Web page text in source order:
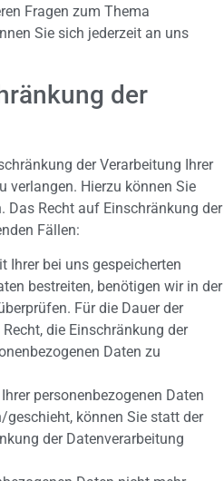
Fragen zum Thema
Sie sich jederzeit an uns
der
der Verarbeitung Ihrer
verlangen. Hierzu können Sie
Das Recht auf Einschränkung der
Fällen:
Ihrer bei uns gespeicherten
bestreiten, benötigen wir in der
Für die Dauer der
die Einschränkung der
Daten zu
personenbezogenen Daten
können Sie statt der
der Datenverarbeitung